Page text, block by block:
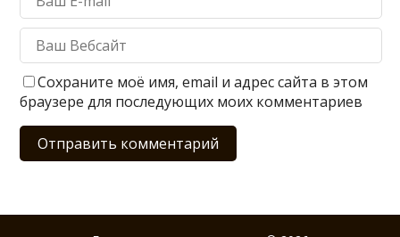
Сохраните моё имя, email и адрес сайта в этом
браузере для последующих моих комментариев